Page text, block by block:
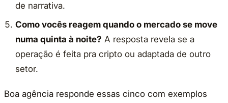
de narrativa.
Como vocês reagem quando o mercado se move
numa quinta à noite? A resposta revela se a
operação é feita pra cripto ou adaptada de outro
setor.
Boa agência responde essas cinco com exemplos